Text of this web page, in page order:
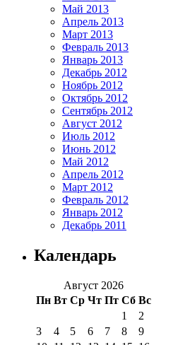
Май 2013
Апрель 2013
Март 2013
Февраль 2013
Январь 2013
Декабрь 2012
Ноябрь 2012
Октябрь 2012
Сентябрь 2012
Август 2012
Июль 2012
Июнь 2012
Май 2012
Апрель 2012
Март 2012
Февраль 2012
Январь 2012
Декабрь 2011
Календарь
Август 2026
Пн Вт Ср Чт Пт Сб Вс
1
2
3
4 5 6 7 8
9